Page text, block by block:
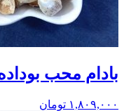
بادام محب
۱,۸۰۹,۰۰۰ تومان